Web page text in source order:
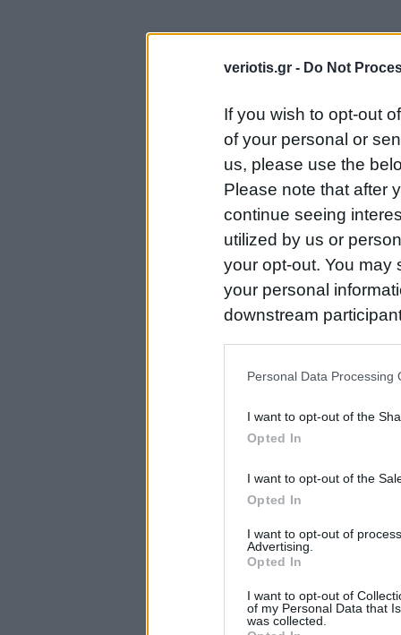
veriotis.gr - Do Not
If you wish to opt-out
of your personal or
us, please use the
Please note that after
continue seeing
utilized by us or
your opt-out. You may
your personal
downstream
us to third parties on
Personal Data Processing
I want to opt-out of the
Opted In
I want to opt-out of the
Opted In
I want to opt-out of
Advertising.
Opted In
I want to opt-out of
of my Personal Data that
was collected.